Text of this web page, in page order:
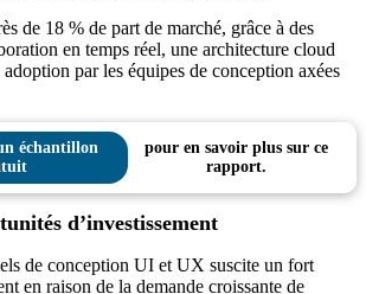
de 18 % de part de marché, grâce à des
en temps réel, une architecture cloud
par les équipes de conception axées
échantillon
pour en savoir plus sur ce
rapport.
d’investissement
de conception UI et UX suscite un fort
en raison de la demande croissante de